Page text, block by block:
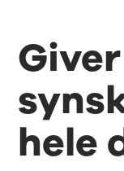
Giver
hele